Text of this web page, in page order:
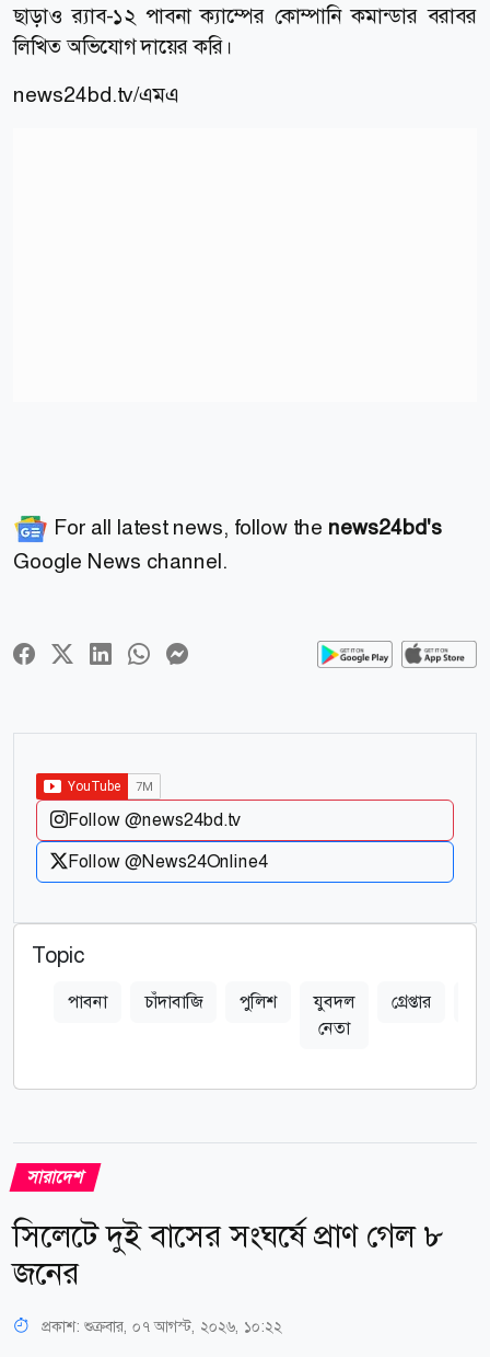
ছাড়াও র‍্যাব-১২ পাবনা ক্যাম্পের কোম্পানি কমান্ডার বরাবর
লিখিত অভিযোগ দায়ের করি।
news24bd.tv/এমএ
For all latest news, follow the news24bd's
Google News channel.
Follow @news24bd.tv
Follow @News24Online4
Topic
পাবনা চাঁদাবাজি পুলিশ
যুবদল
নেতা
গ্রেপ্তার
সারাদেশ
সিলেটে দুই বাসের সংঘর্ষে প্রাণ গেল ৮
জনের
প্রকাশ: শুক্রবার, ০৭ আগস্ট, ২০২৬, ১০:২২